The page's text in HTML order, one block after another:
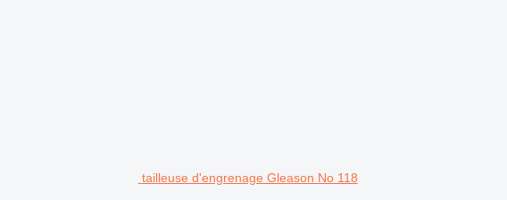
tailleuse d'engrenage Gleason No 118